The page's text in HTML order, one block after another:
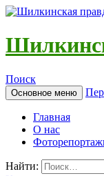
Поиск
Основное меню
Главная
О нас
Найти: